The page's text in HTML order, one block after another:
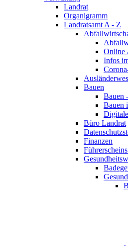
Landrat
Organigramm
Landratsamt A - Z
Online
Infos
Bauen
Bauen
Bauen
Büro Landrat
Finanzen